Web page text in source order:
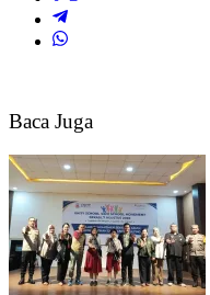
Baca Juga